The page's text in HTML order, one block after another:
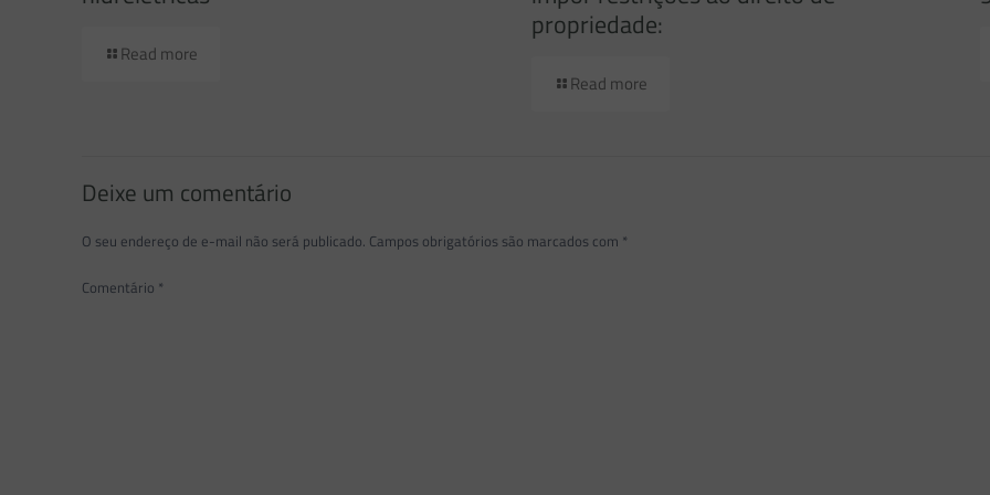
Read more
propriedade:
Read more
Deixe um comentário
O seu endereço de e-mail não será publicado. Campos obrigatórios são marcados com *
Comentário *